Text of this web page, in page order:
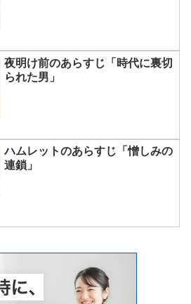
夜明け前のあらすじ「時代に裏切
られた男」
ハムレットのあらすじ「憎しみの
連鎖」